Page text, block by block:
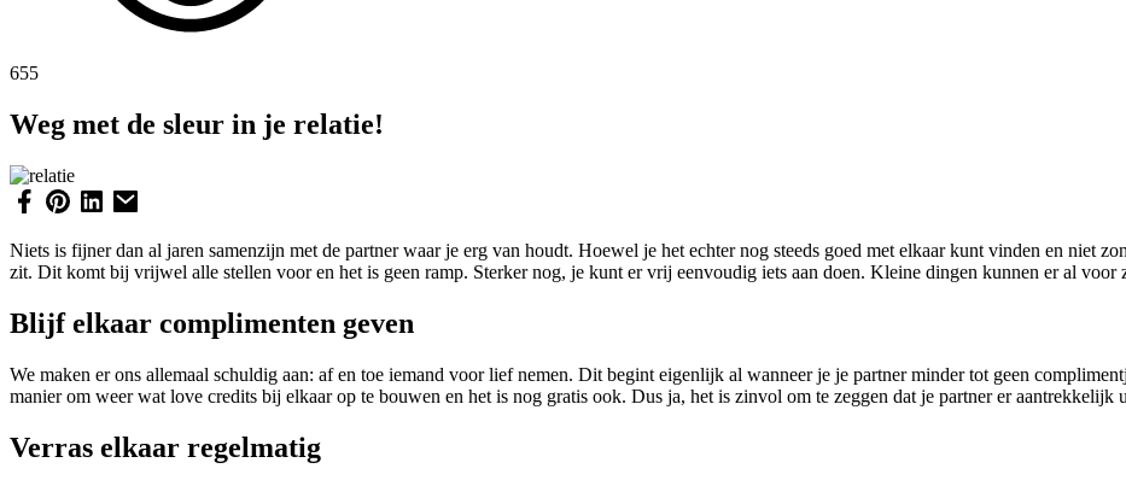
655
Weg met de sleur in je relatie!
Niets is fijner dan al jaren samenzijn met de partner waar je erg van houdt. Hoewel je het echter nog steeds goed met elkaar kunt vinden en niet
zit. Dit komt bij vrijwel alle stellen voor en het is geen ramp. Sterker nog, je kunt er vrij eenvoudig iets aan doen. Kleine dingen kunnen er al voor
Blijf elkaar complimenten geven
We maken er ons allemaal schuldig aan: af en toe iemand voor lief nemen. Dit begint eigenlijk al wanneer je je partner minder tot geen
manier om weer wat love credits bij elkaar op te bouwen en het is nog gratis ook. Dus ja, het is zinvol om te zeggen dat je partner er
Verras elkaar regelmatig